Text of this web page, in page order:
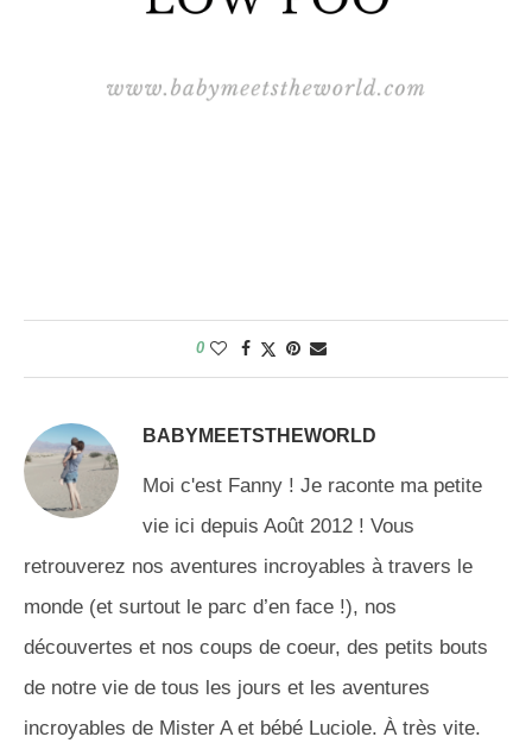
0
BABYMEETSTHEWORLD
Moi c'est Fanny ! Je raconte ma petite
vie ici depuis Août 2012 ! Vous
retrouverez nos aventures incroyables à travers le
monde (et surtout le parc d’en face !), nos
découvertes et nos coups de coeur, des petits bouts
de notre vie de tous les jours et les aventures
incroyables de Mister A et bébé Luciole. À très vite.